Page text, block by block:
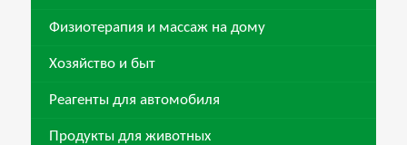
Физиотерапия и массаж на дому
Хозяйство и быт
Реагенты для автомобиля
Продукты для животных